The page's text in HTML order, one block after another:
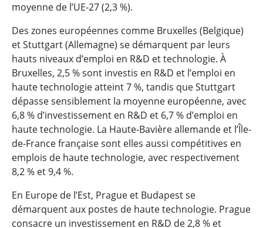
moyenne de l’UE-27 (2,3 %).
Des zones européennes comme Bruxelles (Belgique)
et Stuttgart (Allemagne) se démarquent par leurs
hauts niveaux d’emploi en R&D et technologie. À
Bruxelles, 2,5 % sont investis en R&D et l’emploi en
haute technologie atteint 7 %, tandis que Stuttgart
dépasse sensiblement la moyenne européenne, avec
6,8 % d’investissement en R&D et 6,7 % d’emploi en
haute technologie. La Haute-Bavière allemande et l’Île-
de-France française sont elles aussi compétitives en
emplois de haute technologie, avec respectivement
8,2 % et 9,4 %.
En Europe de l’Est, Prague et Budapest se
démarquent aux postes de haute technologie. Prague
consacre un investissement en R&D de 2,8 % et